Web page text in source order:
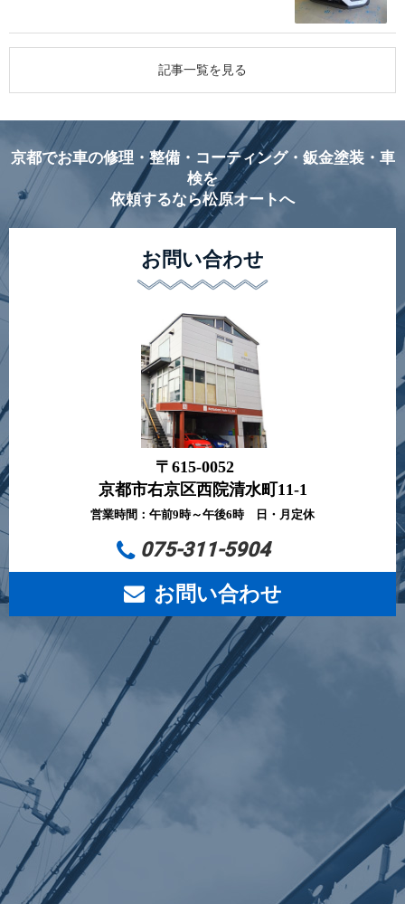
記事一覧を見る
京都でお車の修理・整備・コーティング・鈑金塗装・車
検を
依頼するなら松原オートへ
お問い合わせ
〒615-0052
京都市右京区西院清水町11-1
営業時間：午前9時～午後6時 日・月定休
075-311-5904
お問い合わせ